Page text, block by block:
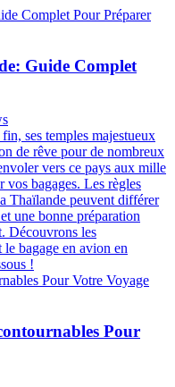
L'une des questions les
bagages est comment
du pays, ses paysages
tous le choix des
Des rues animées de
les plages immaculées,
vestimentaires différents.
s'habiller
style pendant votre
bien préparé pour chaque
Période Et Les